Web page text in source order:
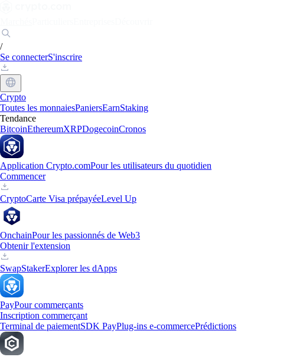
/
Se connecterS'inscrire
Crypto
Toutes les monnaiesPaniersEarnStaking
Tendance
BitcoinEthereumXRPDogecoinCronos
Application Crypto.comPour les utilisateurs du quotidien
Commencer
CryptoCarte Visa prépayéeLevel Up
OnchainPour les passionnés de Web3
Obtenir l'extension
SwapStakerExplorer les dApps
PayPour commerçants
Inscription commerçant
Terminal de paiementSDK PayPlug-ins e-commercePrédictions